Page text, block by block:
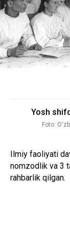
Yosh
Foto:
Ilmiy faoliyati
nomzodlik va 3
rahbarlik qilgan.